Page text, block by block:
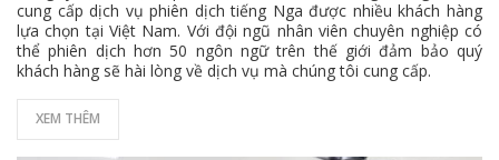
cung cấp dịch vụ phiên dịch tiếng Nga được nhiều khách hàng
lựa chọn tại Việt Nam. Với đội ngũ nhân viên chuyên nghiệp có
thể phiên dịch hơn 50 ngôn ngữ trên thế giới đảm bảo quý
khách hàng sẽ hài lòng về dịch vụ mà chúng tôi cung cấp.
XEM THÊM